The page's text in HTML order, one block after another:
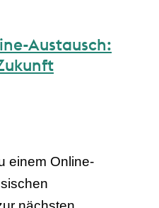
Austausch:
einem Online-